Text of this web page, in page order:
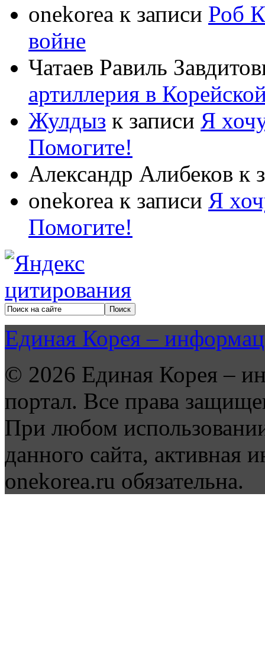
onekorea к записи Роб
войне
Чатаев Равиль
артиллерия в
Жулдыз к записи Я
Помогите!
Александр Алибеков к
onekorea к записи Я
Помогите!
Единая Корея –
© 2026 Единая Корея –
портал. Все права
При любом
данного сайта, активная
onekorea.ru обязательна.